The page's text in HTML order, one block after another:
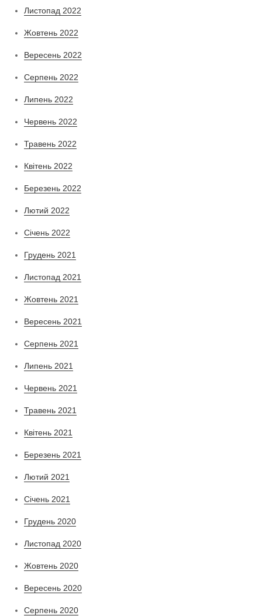
Листопад 2022
Жовтень 2022
Вересень 2022
Серпень 2022
Липень 2022
Червень 2022
Травень 2022
Квітень 2022
Березень 2022
Лютий 2022
Січень 2022
Грудень 2021
Листопад 2021
Жовтень 2021
Вересень 2021
Серпень 2021
Липень 2021
Червень 2021
Травень 2021
Квітень 2021
Березень 2021
Лютий 2021
Січень 2021
Грудень 2020
Листопад 2020
Жовтень 2020
Вересень 2020
Серпень 2020